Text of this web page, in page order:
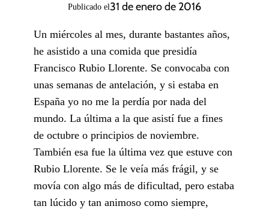
Publicado el31 de enero de 2016
Un miércoles al mes, durante bastantes años,
he asistido a una comida que presidía
Francisco Rubio Llorente. Se convocaba con
unas semanas de antelación, y si estaba en
España yo no me la perdía por nada del
mundo. La última a la que asistí fue a fines
de octubre o principios de noviembre.
También esa fue la última vez que estuve con
Rubio Llorente. Se le veía más frágil, y se
movía con algo más de dificultad, pero estaba
tan lúcido y tan animoso como siempre,